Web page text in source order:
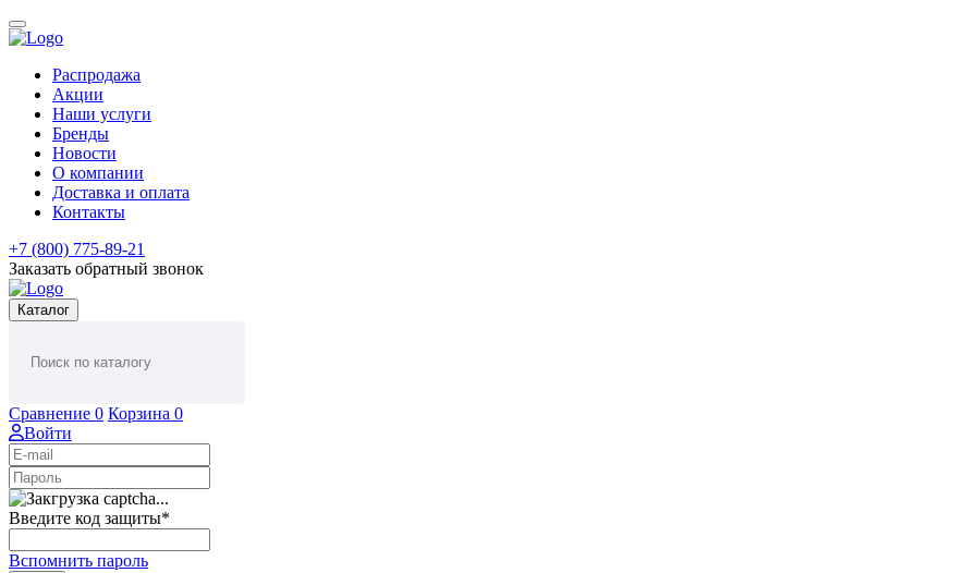
Распродажа
Акции
Наши услуги
Бренды
Новости
О компании
Доставка и оплата
Контакты
+7 (800) 775-89-21
Заказать обратный звонок
Каталог
Сравнение 0 Корзина 0
Войти
Введите код защиты*
Вспомнить пароль